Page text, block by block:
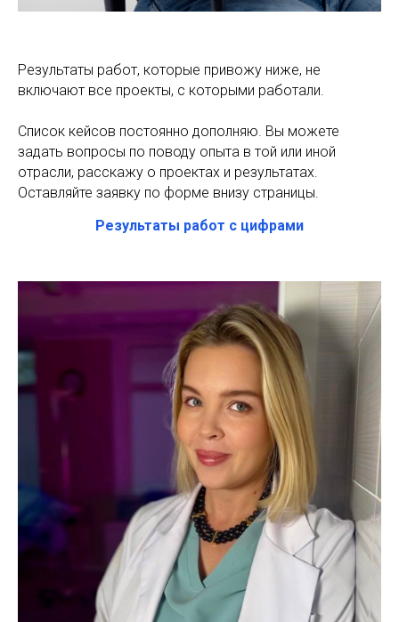
Результаты работ, которые привожу ниже, не
включают все проекты, с которыми работали.
Список кейсов постоянно дополняю. Вы можете
задать вопросы по поводу опыта в той или иной
отрасли, расскажу о проектах и результатах.
Оставляйте заявку по форме внизу страницы.
Результаты работ с цифрами